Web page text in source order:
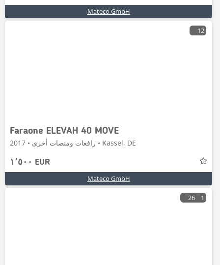
Mateco GmbH
12
Faraone ELEVAH 40 MOVE
رافعات ومنصات أخرى • 2017 • Kassel, DE
١٬٥٠٠ EUR
Mateco GmbH
26 1